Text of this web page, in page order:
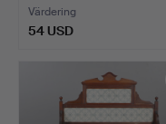
Värdering
54 USD